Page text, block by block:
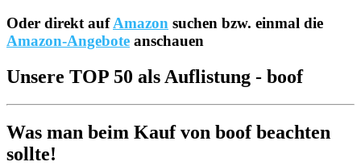
Oder direkt aufAmazon suchen bzw. einmal die
Amazon-Angebote anschauen
Unsere TOP 50 als Auflistung - boof
Was man beim Kauf von boof beachten
sollte!